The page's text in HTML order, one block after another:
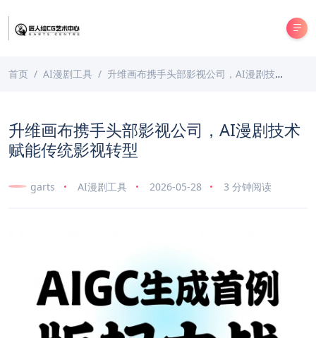
首页 AI漫剧工具 升维画布携手头部影视公司，AI漫剧技术赋能传统影视转型
升维画布携手头部影视公司，AI漫剧技术
赋能传统影视转型
garts AI漫剧工具 2026-05-28 3 分钟阅读